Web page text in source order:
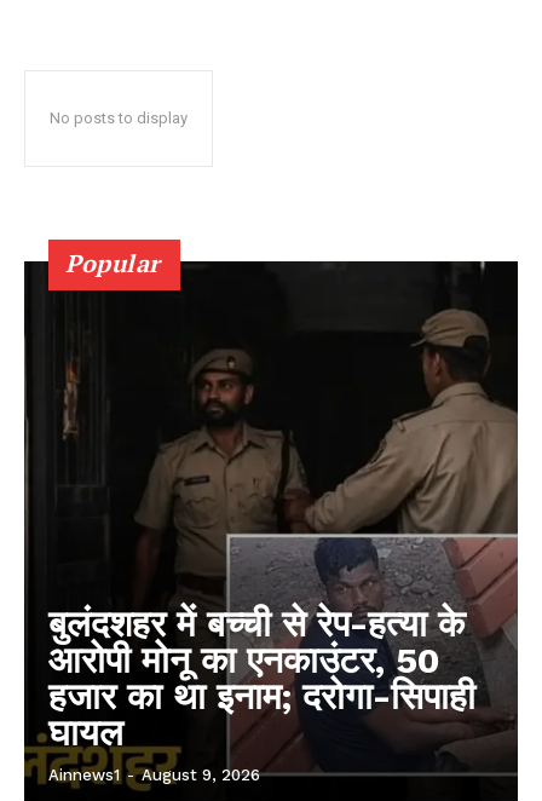
No posts to display
Popular
बुलंदशहर में बच्ची से रेप-हत्या के
आरोपी मोनू का एनकाउंटर, 50
हजार का था इनाम; दरोगा-सिपाही
घायल
Ainnews1 - August 9, 2026